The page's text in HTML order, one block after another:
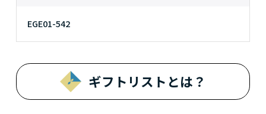
EGE01-542
ギフトリストとは？